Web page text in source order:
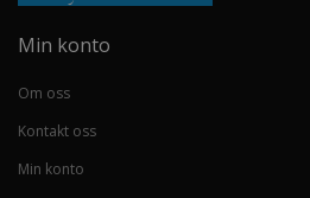
Min konto
Om oss
Kontakt oss
Min konto